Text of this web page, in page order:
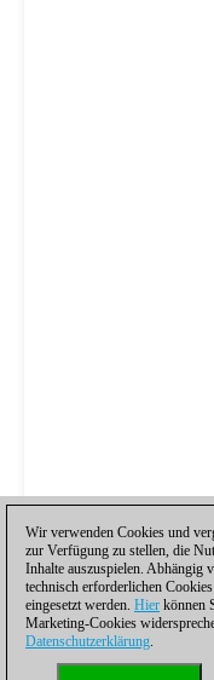
Wir verwenden Cookies und
zur Verfügung zu stellen, die
Inhalte auszuspielen. Abhängig
technisch erforderlichen
eingesetzt werden. Hier können
Marketing-Cookies
Datenschutzerklärung.